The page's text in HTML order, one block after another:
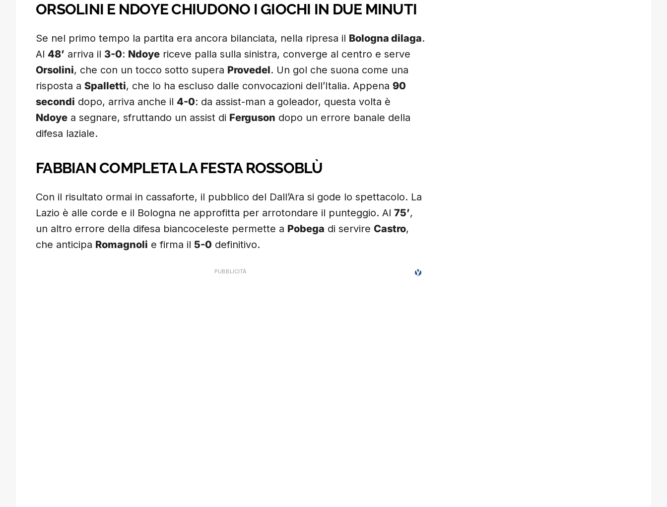
ORSOLINI E NDOYE CHIUDONO I GIOCHI IN DUE MINUTI
Se nel primo tempo la partita era ancora bilanciata, nella ripresa il Bologna dilaga.
Al 48’ arriva il 3-0: Ndoye riceve palla sulla sinistra, converge al centro e serve
Orsolini, che con un tocco sotto supera Provedel. Un gol che suona come una
risposta a Spalletti, che lo ha escluso dalle convocazioni dell’Italia. Appena 90
secondi dopo, arriva anche il 4-0: da assist-man a goleador, questa volta è
Ndoye a segnare, sfruttando un assist di Ferguson dopo un errore banale della
difesa laziale.
FABBIAN COMPLETA LA FESTA ROSSOBLÙ
Con il risultato ormai in cassaforte, il pubblico del Dall’Ara si gode lo spettacolo. La
Lazio è alle corde e il Bologna ne approfitta per arrotondare il punteggio. Al 75’,
un altro errore della difesa biancoceleste permette a Pobega di servire Castro,
che anticipa Romagnoli e firma il 5-0 definitivo.